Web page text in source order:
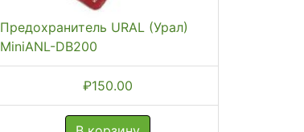
Предохранитель URAL (Урал)
MiniANL-DB200
₽150.00